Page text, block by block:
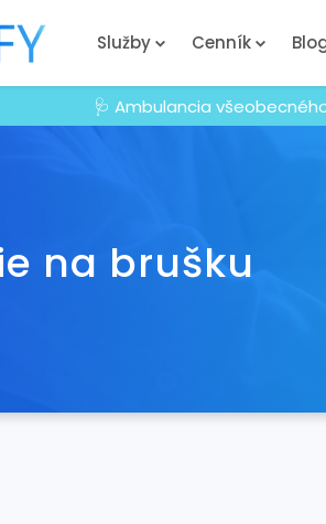
Služby Cenník
🩺 Ambulancia
na brušku